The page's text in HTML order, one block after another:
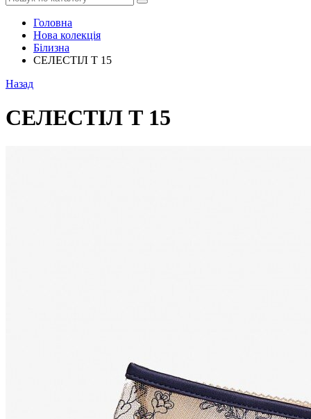
Головна
Нова колекція
Білизна
СЕЛЕСТІЛ Т 15
Назад
СЕЛЕСТІЛ Т 15